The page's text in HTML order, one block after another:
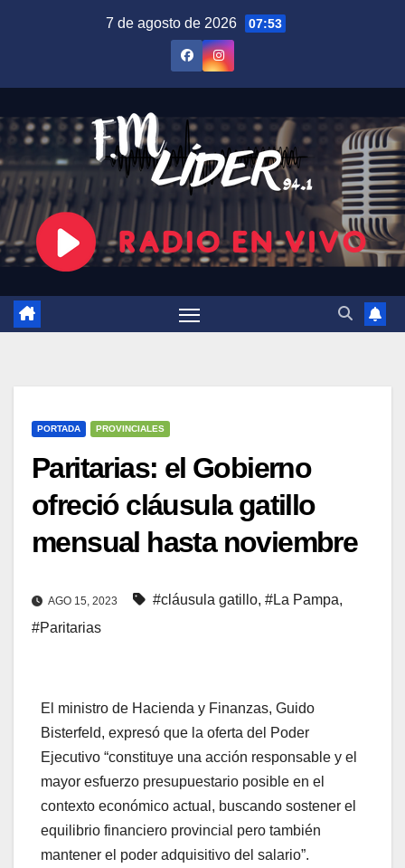
7 de agosto de 2026 07:53
PORTADA PROVINCIALES
Paritarias: el Gobierno
ofreció cláusula gatillo
mensual hasta noviembre
AGO 15, 2023 #cláusula gatillo, #La Pampa,
#Paritarias
El ministro de Hacienda y Finanzas, Guido
Bisterfeld, expresó que la oferta del Poder
Ejecutivo “constituye una acción responsable y el
mayor esfuerzo presupuestario posible en el
contexto económico actual, buscando sostener el
equilibrio financiero provincial pero también
mantener el poder adquisitivo del salario”.